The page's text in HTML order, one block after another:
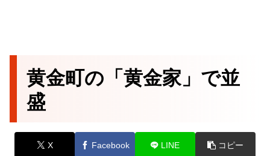
黄金町の「黄金家」で並
盛
X Facebook LINE コピー